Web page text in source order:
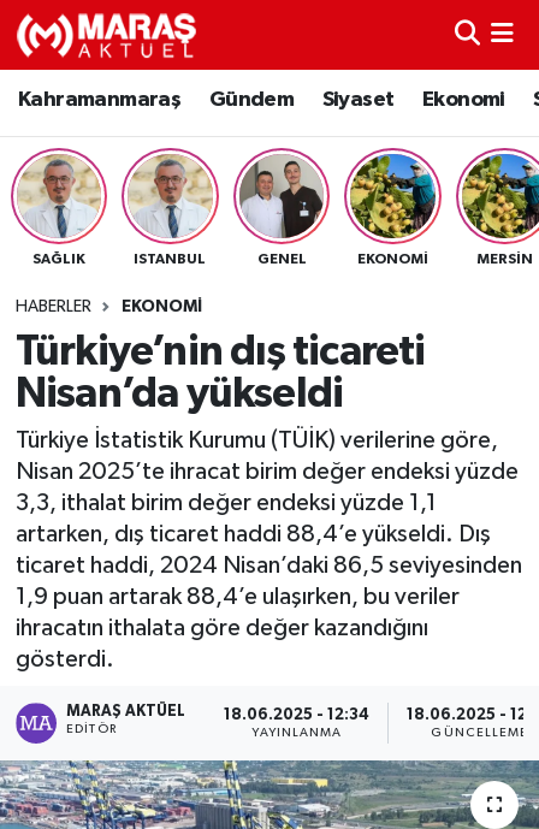
Kahramanmaraş Gündem Siyaset Ekonomi
SAĞLIK ISTANBUL GENEL EKONOMI MERSIN
HABERLER EKONOMI
Türkiye’nin dış ticareti
Nisan’da yükseldi
Türkiye İstatistik Kurumu (TÜİK) verilerine göre,
Nisan 2025’te ihracat birim değer endeksi yüzde
3,3, ithalat birim değer endeksi yüzde 1,1
artarken, dış ticaret haddi 88,4’e yükseldi. Dış
ticaret haddi, 2024 Nisan’daki 86,5 seviyesinden
1,9 puan artarak 88,4’e ulaşırken, bu veriler
ihracatın ithalata göre değer kazandığını
gösterdi.
MARAŞ AKTÜEL
EDITÖR
18.06.2025 - 12:34
YAYINLANMA
18.06.2025 -
GÜNCELLEME
Kahramanmaraş
Gündem
Siyaset
Spor
Sağlık
Teknoloji
Eğitim
Nöbetçi Eczaneler
Hava Durumu
Namaz Vakitleri
TFF 3.Lig 4.Grup Puan Durumu ve Fikstür
Tüm Manşetler
Son Dakika Haberleri
Haber Arşivi